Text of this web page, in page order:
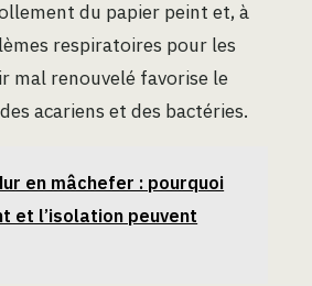
du papier peint et, à
respiratoires pour les
mal renouvelé favorise le
acariens et des bactéries.
en mâchefer : pourquoi
et l’isolation peuvent